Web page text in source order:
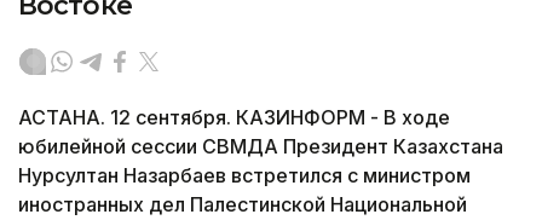
АСТАНА. 12 сентября. КАЗИНФОРМ - В ходе
юбилейной сессии СВМДА Президент Казахстана
Нурсултан Назарбаев встретился с министром
иностранных дел Палестинской Национальной